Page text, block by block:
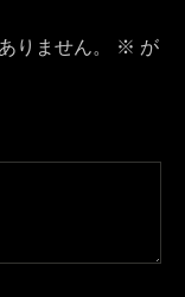
りません。 ※ が